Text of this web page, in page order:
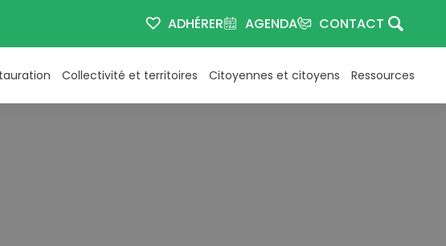
ADHÉRER AGENDA CONTACT
Collectivité et territoires Citoyennes et citoyens Ressources